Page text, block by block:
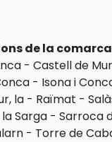
de la comarca
- Castell de Mur
- Isona i
la - Raïmat -
Sarga - Sarroca
- Torre de